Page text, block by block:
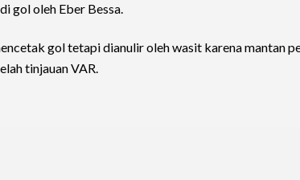
gol oleh Eber Bessa.
gol tetapi dianulir oleh wasit karena mantan
tinjauan VAR.